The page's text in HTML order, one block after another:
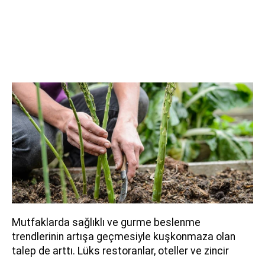
Mutfaklarda sağlıklı ve gurme beslenme
trendlerinin artışa geçmesiyle kuşkonmaza olan
talep de arttı. Lüks restoranlar, oteller ve zincir